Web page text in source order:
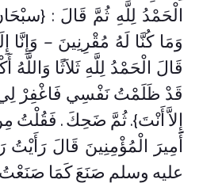
الْحَمْدُ لِلَّهِ ثُمَّ قَالَ ‏:‏
وَمَا كُنَّا لَهُ مُقْرِنِينَ – وَإِنَّا
قَالَ الْحَمْدُ لِلَّهِ ثَلاَثًا وَاللَّهُ
قَدْ ظَلَمْتُ نَفْسِي فَاغْفِرْ لِي
إِلاَّ أَنْتَ‏}.‏ ثُمَّ ضَحِكَ ‏.‏
أَمِيرَ الْمُؤْمِنِينَ قَالَ
عليه وسلم صَنَعَ كَمَا